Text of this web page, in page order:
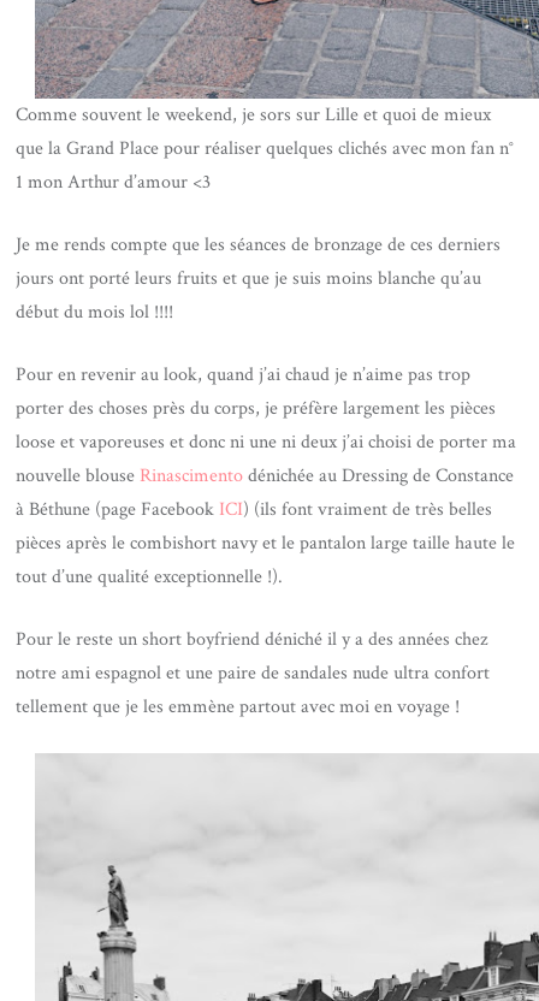
Comme souvent le weekend, je sors sur Lille et quoi de mieux
que la Grand Place pour réaliser quelques clichés avec mon fan n°
1 mon Arthur d’amour <3
Je me rends compte que les séances de bronzage de ces derniers
jours ont porté leurs fruits et que je suis moins blanche qu’au
début du mois lol !!!!
Pour en revenir au look, quand j’ai chaud je n’aime pas trop
porter des choses près du corps, je préfère largement les pièces
loose et vaporeuses et donc ni une ni deux j’ai choisi de porter ma
nouvelle blouse Rinascimentodénichée au Dressing de Constance
à Béthune (page Facebook ICI) (ils font vraiment de très belles
pièces après le combishort navy et le pantalon large taille haute le
tout d’une qualité exceptionnelle !).
Pour le reste un short boyfriend déniché il y a des années chez
notre ami espagnol et une paire de sandales nude ultra confort
tellement que je les emmène partout avec moi en voyage !